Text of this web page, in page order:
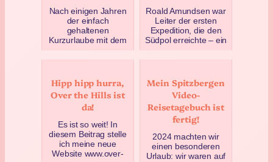
Mein Spitzbergen
Video-
Reisetagebuch ist
fertig!
2024 machten wir
einen besonderen
Urlaub: wir waren auf
Nach einigen Jahren
der einfach
gehaltenen
Kurzurlaube mit dem
Oktober 25, 2019
Roald Amundsen war
Leiter der ersten
Expedition, die den
Südpol erreichte – ein
Juli 31, 2019
Hipp hipp hurra,
Over the Hills ist
da!
Es ist so weit! In
diesem Beitrag stelle
ich meine neue
Website www.over-